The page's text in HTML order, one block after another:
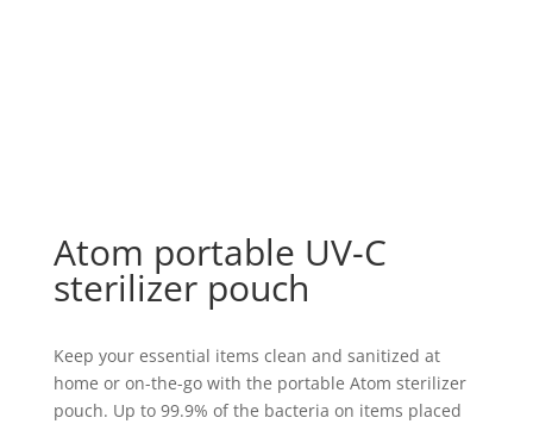
Atom portable UV-C
sterilizer pouch
Keep your essential items clean and sanitized at
home or on-the-go with the portable Atom sterilizer
pouch. Up to 99.9% of the bacteria on items placed